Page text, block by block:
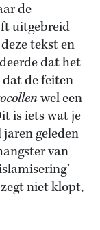
de
uitgebreid
tekst en
dat het
dat de feiten
wel een
is iets wat je
geleden
van
niet klopt,